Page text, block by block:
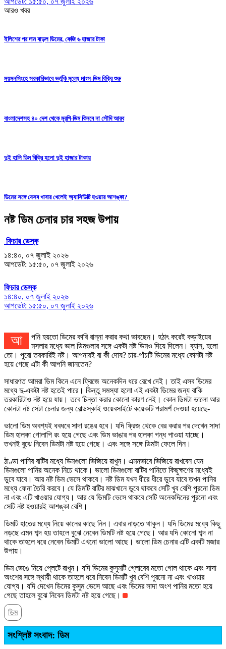
আরও খবর
ইলিশের পর দাম বাড়ল ডিমের, কেজি ৬ হাজার টাকা
ময়মনসিংহে সরকারিভাবে ভর্তুকি মূল্যে মাংস-ডিম বিক্রি শুরু
বাংলাদেশসহ ৪০ দেশ থেকে মুরগি-ডিম কিনবে না সৌদি আরব
দুই হালি ডিম বিক্রি হলো দুই হাজার টাকায়
ডিমের সঙ্গে যেসব খাবার খেলেই অ্যাসিডিটি হওয়ার আশঙ্কা?
নষ্ট ডিম চেনার চার সহজ উপায়
ফিচার ডেস্ক
১৪:৪০, ০৭ জুলাই ২০২৬
আপডেট: ১৫:৫০, ০৭ জুলাই ২০২৬
ফিচার ডেস্ক
১৪:৪০, ০৭ জুলাই ২০২৬
আপডেট: ১৫:৫০, ০৭ জুলাই ২০২৬
আপনি হয়তো ডিমের কারি রান্না করার কথা ভাবছেন। হঠাৎ করেই কড়াইয়ের
মসলার মধ্যে ভাল ডিমগুলার সঙ্গে একটা নষ্ট ডিমও দিয়ে দিলেন। ব্যাস, হলো
তো। পুরো তরকারিই নষ্ট। আপনারই বা কী দোষ? চার-পাঁচটি ডিমের মধ্যে কোনটা নষ্ট
হয়ে গেছে এটা কী আপনি জানতেন?
সাধারণত আমরা ডিম কিনে এনে ফ্রিজে অনেকদিন ধরে রেখে দেই। তাই এসব ডিমের
মধ্যে দু-একটা নষ্ট হতেই পারে। কিন্তু সমস্যা হলো এই একটা ডিমের জন্য বাকি
তরকারিটাও নষ্ট হয়ে যায়। তবে চিন্তা করার কোনো কারণ নেই। কোন ডিমটা ভালো আর
কোনটা নষ্ট সেটা চেনার জন্য বোল্ডস্কাই ওয়েবসাইটে কয়েকটি পরামর্শ দেওয়া হয়েছে-
ভালো ডিম অবশ্যই ধবধবে সাদা রঙের হবে। যদি ফ্রিজ থেকে বের করার পর দেখেন সাদা
ডিম হালকা গোলাপি রং হয়ে গেছে এবং ডিম ভাঙার পর হালকা গন্ধ পাওয়া যাচ্ছে।
তখনই বুঝে নিবেন ডিমটা নষ্ট হয়ে গেছে। এবং সঙ্গে সঙ্গে ডিমটা ফেলে দিন।
ঠাণ্ডা পানির বাটির মধ্যে ডিমগুলো ভিজিয়ে রাখুন। এমনভাবে ভিজিয়ে রাখবেন যেন
ডিমগুলো পানির অনেক নিচে থাকে। ভালো ডিমগুলো বাটির পানিতে কিছুক্ষণের মধ্যেই
ডুবে যাবে। আর নষ্ট ডিম ভেসে থাকবে। নষ্ট ডিম যখন ধীরে ধীরে ডুবে যাবে তখন পানির
মধ্যে ফেনা তৈরি করবে। যে ডিমটি বাটির মাঝখানে ডুবে থাকবে সেটি খুব বেশি পুরনো ডিম
না এবং এটি খাওয়ার যোগ্য। আর যে ডিমটি ভেসে থাকবে সেটি অনেকদিনের পুরনো এবং
সেটি নষ্ট হওয়ারই আশঙ্কা বেশি।
ডিমটি হাতের মধ্যে নিয়ে কানের কাছে নিন। এবার নাড়তে থাকুন। যদি ডিমের মধ্যে কিছু
নড়ছে এমন শব্দ হয় তাহলে বুঝে নেবেন ডিমটি নষ্ট হয়ে গেছে। আর যদি কোনো শব্দ না
থাকে তাহলে ধরে নেবেন ডিমটি এখনো ভালো আছে। ভালো ডিম চেনার এটি একটি মজার
উপায়।
ডিম ভেঙে নিয়ে প্লেটে রাখুন। যদি ডিমের কুসুমটি গ্লোবের মতো গোল থাকে এবং সাদা
অংশের সঙ্গে স্থায়ী থাকে তাহলে ধরে নিবেন ডিমটি খুব বেশি পুরনো না এবং খাওয়ার
যোগ্য। যদি দেখেন ডিমের কুসুম ভেসে আছে এবং ডিমের সাদা অংশ পানির মতো হয়ে
গেছে তাহলে বুঝে নিবেন ডিমটা নষ্ট হয়ে গেছে।
ডিম
সংশ্লিষ্ট সংবাদ: ডিম